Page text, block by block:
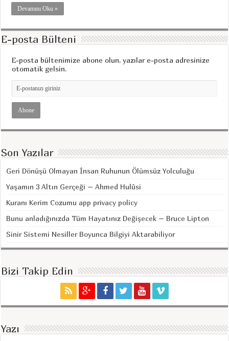
Devamını Oku »
E-posta Bülteni
E-posta bültenimize abone olun, yazılar e-posta adresinize
otomatik gelsin.
Son Yazılar
Geri Dönüşü Olmayan İnsan Ruhunun Ölümsüz Yolculuğu
Yaşamın 3 Altın Gerçeği – Ahmed Hulûsi
Kuranı Kerim Cozumu app privacy policy
Bunu anladığınızda Tüm Hayatınız Değişecek – Bruce Lipton
Sinir Sistemi Nesiller Boyunca Bilgiyi Aktarabiliyor
Bizi Takip Edin
Yazı